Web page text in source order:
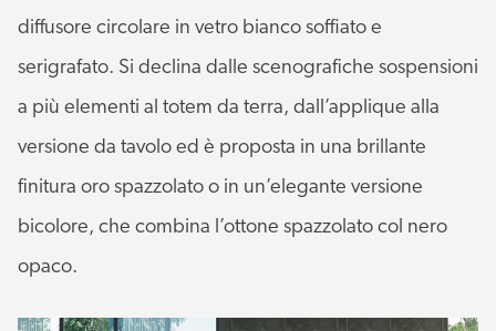
diffusore circolare in vetro bianco soffiato e
serigrafato. Si declina dalle scenografiche sospensioni
a più elementi al totem da terra, dall’applique alla
versione da tavolo ed è proposta in una brillante
finitura oro spazzolato o in un’elegante versione
bicolore, che combina l’ottone spazzolato col nero
opaco.